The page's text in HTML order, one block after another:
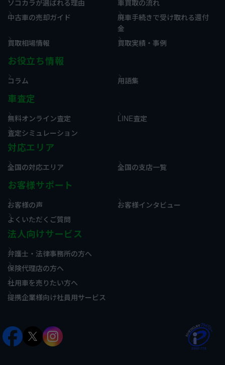
ソコカラが選ばれる理由
車買取の流れ
中古車の売却ガイド
廃車手続きで受け取れる還付
金
買取相場情報
買取実績・事例
お役立ち情報
コラム 用語集
車査定
無料オンライン査定
LINE査定
査定シミュレーション
対応エリア
全国の対応エリア 全国の支店一覧
お客様サポート
お客様の声
お客様インタビュー
よくいただくご質問
法人向けサービス
弁護士・法律事務所の方へ
保険代理店の方へ
社用車を売りたい方へ
提携企業様向け社員用サービス